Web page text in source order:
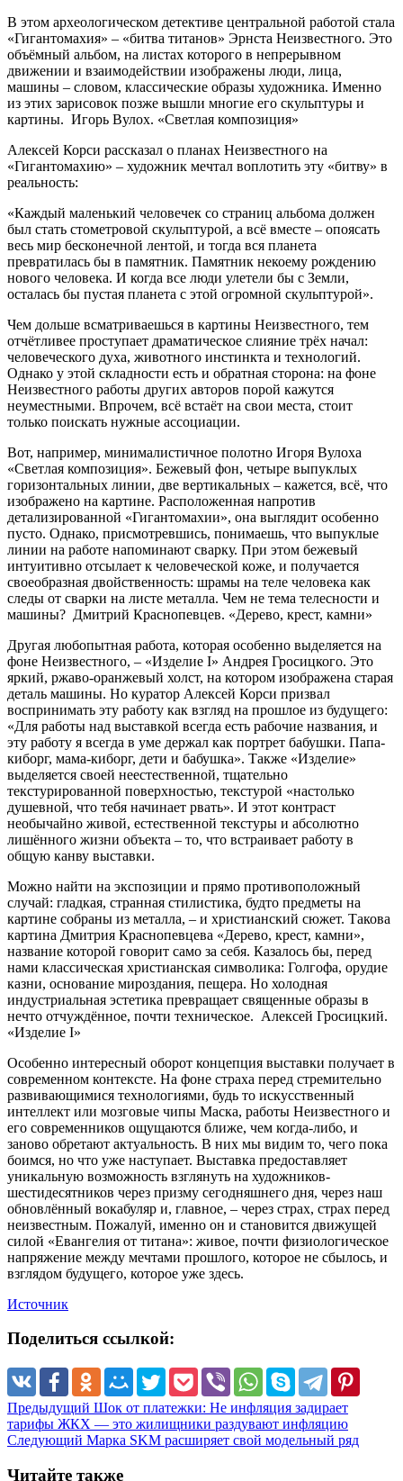
В этом археологическом детективе центральной работой стала
«Гигантомахия» – «битва титанов» Эрнста Неизвестного. Это
объёмный альбом, на листах которого в непрерывном
движении и взаимодействии изображены люди, лица,
машины – словом, классические образы художника. Именно
из этих зарисовок позже вышли многие его скульптуры и
картины. Игорь Вулох. «Светлая композиция»
Алексей Корси рассказал о планах Неизвестного на
«Гигантомахию» – художник мечтал воплотить эту «битву» в
реальность:
«Каждый маленький человечек со страниц альбома должен
был стать стометровой скульптурой, а всё вместе – опоясать
весь мир бесконечной лентой, и тогда вся планета
превратилась бы в памятник. Памятник некоему рождению
нового человека. И когда все люди улетели бы с Земли,
осталась бы пустая планета с этой огромной скульптурой».
Чем дольше всматриваешься в картины Неизвестного, тем
отчётливее проступает драматическое слияние трёх начал:
человеческого духа, животного инстинкта и технологий.
Однако у этой складности есть и обратная сторона: на фоне
Неизвестного работы других авторов порой кажутся
неуместными. Впрочем, всё встаёт на свои места, стоит
только поискать нужные ассоциации.
Вот, например, минималистичное полотно Игоря Вулоха
«Светлая композиция». Бежевый фон, четыре выпуклых
горизонтальных линии, две вертикальных – кажется, всё, что
изображено на картине. Расположенная напротив
детализированной «Гигантомахии», она выглядит особенно
пусто. Однако, присмотревшись, понимаешь, что выпуклые
линии на работе напоминают сварку. При этом бежевый
интуитивно отсылает к человеческой коже, и получается
своеобразная двойственность: шрамы на теле человека как
следы от сварки на листе металла. Чем не тема телесности и
машины? Дмитрий Краснопевцев. «Дерево, крест, камни»
Другая любопытная работа, которая особенно выделяется на
фоне Неизвестного, – «Изделие I» Андрея Гросицкого. Это
яркий, ржаво-оранжевый холст, на котором изображена старая
деталь машины. Но куратор Алексей Корси призвал
воспринимать эту работу как взгляд на прошлое из будущего:
«Для работы над выставкой всегда есть рабочие названия, и
эту работу я всегда в уме держал как портрет бабушки. Папа-
киборг, мама-киборг, дети и бабушка». Также «Изделие»
выделяется своей неестественной, тщательно
текстурированной поверхностью, текстурой «настолько
душевной, что тебя начинает рвать». И этот контраст
необычайно живой, естественной текстуры и абсолютно
лишённого жизни объекта – то, что встраивает работу в
общую канву выставки.
Можно найти на экспозиции и прямо противоположный
случай: гладкая, странная стилистика, будто предметы на
картине собраны из металла, – и христианский сюжет. Такова
картина Дмитрия Краснопевцева «Дерево, крест, камни»,
название которой говорит само за себя. Казалось бы, перед
нами классическая христианская символика: Голгофа, орудие
казни, основание мироздания, пещера. Но холодная
индустриальная эстетика превращает священные образы в
нечто отчуждённое, почти техническое. Алексей Гросицкий.
«Изделие I»
Особенно интересный оборот концепция выставки получает в
современном контексте. На фоне страха перед стремительно
развивающимися технологиями, будь то искусственный
интеллект или мозговые чипы Маска, работы Неизвестного и
его современников ощущаются ближе, чем когда-либо, и
заново обретают актуальность. В них мы видим то, чего пока
боимся, но что уже наступает. Выставка предоставляет
уникальную возможность взглянуть на художников-
шестидесятников через призму сегодняшнего дня, через наш
обновлённый вокабуляр и, главное, – через страх, страх перед
неизвестным. Пожалуй, именно он и становится движущей
силой «Евангелия от титана»: живое, почти физиологическое
напряжение между мечтами прошлого, которое не сбылось, и
взглядом будущего, которое уже здесь.
Источник
Поделиться ссылкой:
Предыдущий Шок от платежки: Не инфляция задирает
тарифы ЖКХ — это жилищники раздувают инфляцию
Следующий Марка SKM расширяет свой модельный ряд
Читайте также